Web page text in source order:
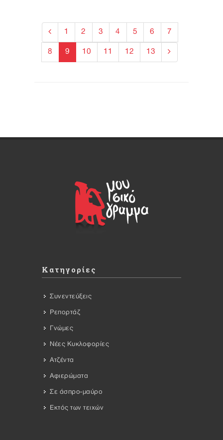
1 2 3 4 5 6 7
8 9 10 11 12 13
Κατηγορίες
Συνεντεύξεις
Ρεπορτάζ
Γνώμες
Νέες Κυκλοφορίες
Ατζέντα
Αφιερώματα
Σε άσπρο-μαύρο
Εκτός των τειχών